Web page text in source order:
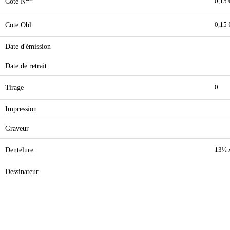
Cote Obl. 0,15
Date d'émission
Date de retrait
Tirage 0
Impression
Graveur
Dentelure 13½
Dessinateur